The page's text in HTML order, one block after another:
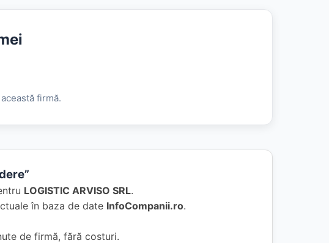
firmă.
LOGISTIC ARVISO SRL.
în baza de date InfoCompanii.ro.
de firmă, fără costuri.